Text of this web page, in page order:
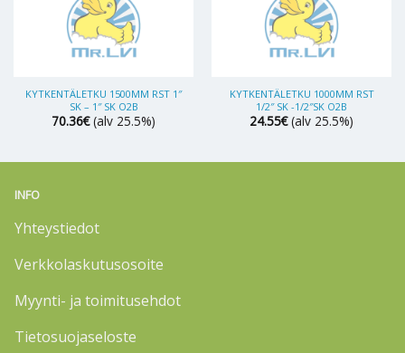
KYTKENTÄLETKU 1500MM RST 1″
SK – 1″ SK O2B
70.36€ (alv 25.5%)
KYTKENTÄLETKU 1000MM RST
1/2″ SK -1/2″SK O2B
24.55€ (alv 25.5%)
INFO
Yhteystiedot
Verkkolaskutusosoite
Myynti- ja toimitusehdot
Tietosuojaseloste